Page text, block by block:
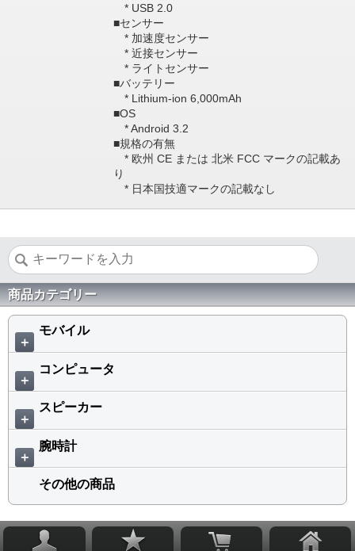
* USB 2.0
■センサー
* 加速度センサー
* 近接センサー
* ライトセンサー
■バッテリー
* Lithium-ion 6,000mAh
■OS
* Android 3.2
■規格の有無
* 欧州 CE または 北米 FCC マークの記載あ
り
* 日本国技適マークの記載なし
商品カテゴリー
＋
モバイル
＋
コンピュータ
＋
スピーカー
＋
腕時計
その他の商品